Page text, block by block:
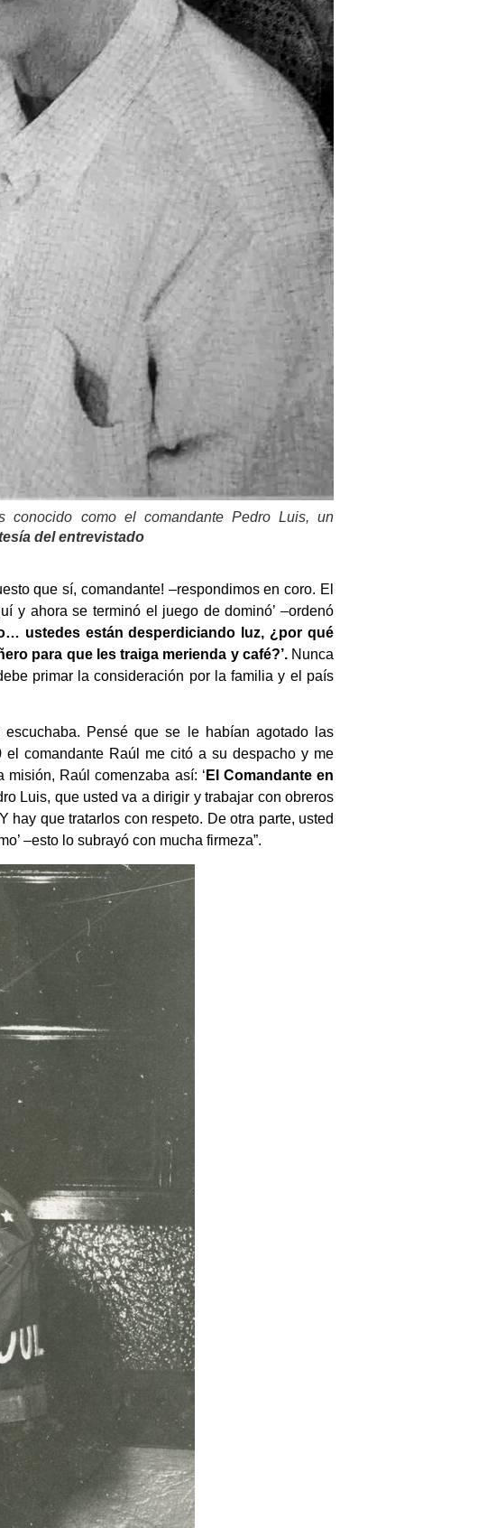
conocido como el comandante Pedro Luis, un
del entrevistado
que sí, comandante! –respondimos en coro. El
y ahora se terminó el juego de dominó’ –ordenó
ustedes están desperdiciando luz, ¿por qué
para que les traiga merienda y café?’. Nunca
primar la consideración por la familia y el país
Pensé que se le habían agotado las
comandante Raúl me citó a su despacho y me
Raúl comenzaba así: ‘ El Comandante en
Luis, que usted va a dirigir y trabajar con obreros
que tratarlos con respeto. De otra parte, usted
–esto lo subrayó con mucha firmeza”.